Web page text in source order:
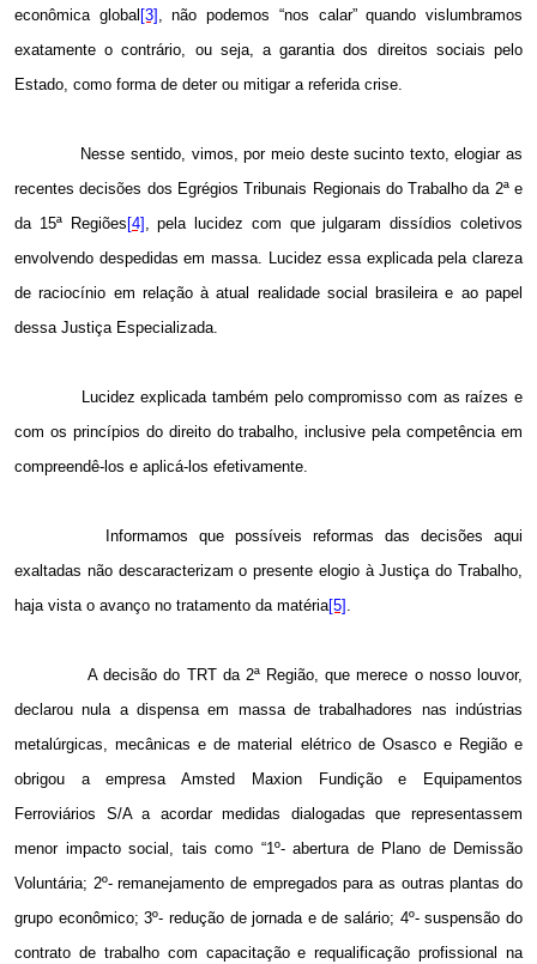
econômica global [3] , não podemos “nos calar” quando vislumbramos
exatamente o contrário, ou seja, a garantia dos direitos sociais pelo
Estado, como forma de deter ou mitigar a referida crise.
Nesse sentido, vimos, por meio deste sucinto texto, elogiar as
recentes decisões dos Egrégios Tribunais Regionais do Trabalho da 2ª e
da 15ª Regiões [4] , pela lucidez com que julgaram dissídios coletivos
envolvendo despedidas em massa. Lucidez essa explicada pela clareza
de raciocínio em relação à atual realidade social brasileira e ao papel
dessa Justiça Especializada.
Lucidez explicada também pelo compromisso com as raízes e
com os princípios do direito do trabalho, inclusive pela competência em
compreendê-los e aplicá-los efetivamente.
Informamos que possíveis reformas das decisões aqui
exaltadas não descaracterizam o presente elogio à Justiça do Trabalho,
haja vista o avanço no tratamento da matéria[5] .
A decisão do TRT da 2ª Região, que merece o nosso louvor,
declarou nula a dispensa em massa de trabalhadores nas indústrias
metalúrgicas, mecânicas e de material elétrico de Osasco e Região e
obrigou a empresa Amsted Maxion Fundição e Equipamentos
Ferroviários S/A a acordar medidas dialogadas que representassem
menor impacto social, tais como “1º- abertura de Plano de Demissão
Voluntária; 2º- remanejamento de empregados para as outras plantas do
grupo econômico; 3º- redução de jornada e de salário; 4º- suspensão do
contrato de trabalho com capacitação e requalificação profissional na